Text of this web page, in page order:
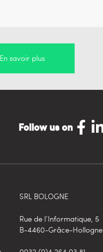
En savoir plus
Follow us on
SRL BOLOGNE
Rue de l’Informatique, 5
B-4460-Grâce-Hollogne